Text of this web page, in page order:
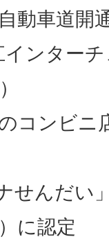
車道開
ターチ
ンビニ店
だい」
に認定